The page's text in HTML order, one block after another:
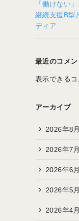
「働けない
継続支援B型
ディア
最近のコメン
表示できるコ
アーカイブ
2026年8月
2026年7月
2026年6月
2026年5月
2026年4月